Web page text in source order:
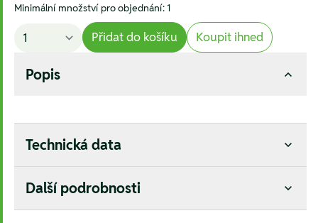
Minimální množství pro objednání: 1
Přidat do košíku Koupit ihned
Popis
Technická data
Další podrobnosti